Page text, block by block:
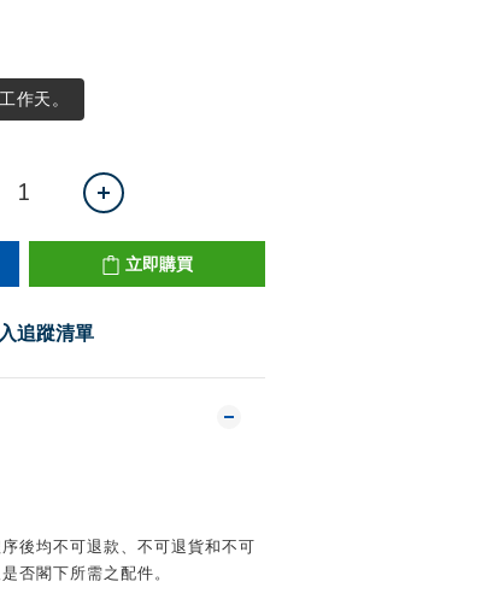
作天。
立即購買
追蹤清單
後均不可退款、不可退貨和不可
否閣下所需之配件。